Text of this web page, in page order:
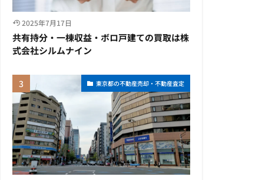
2025年7月17日
共有持分・一棟収益・ボロ戸建ての買取は株
式会社シルムナイン
東京都の不動産売却・不動産査定